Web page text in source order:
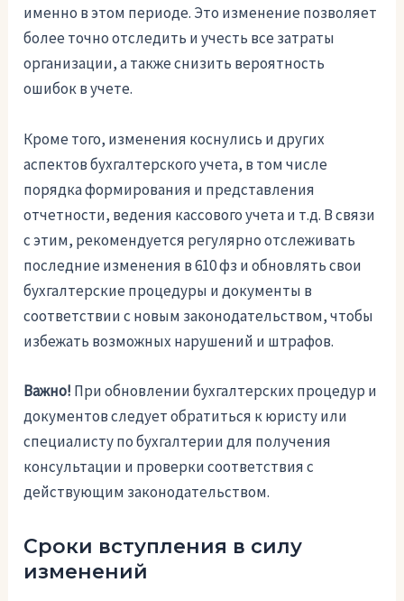
именно в этом периоде. Это изменение позволяет
более точно отследить и учесть все затраты
организации, а также снизить вероятность
ошибок в учете.
Кроме того, изменения коснулись и других
аспектов бухгалтерского учета, в том числе
порядка формирования и представления
отчетности, ведения кассового учета и т.д. В связи
с этим, рекомендуется регулярно отслеживать
последние изменения в 610 фз и обновлять свои
бухгалтерские процедуры и документы в
соответствии с новым законодательством, чтобы
избежать возможных нарушений и штрафов.
Важно! При обновлении бухгалтерских процедур и
документов следует обратиться к юристу или
специалисту по бухгалтерии для получения
консультации и проверки соответствия с
действующим законодательством.
Сроки вступления в силу
изменений